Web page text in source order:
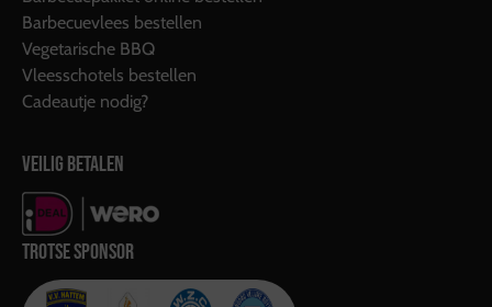
Barbecuevlees bestellen
Vegetarische BBQ
Vleesschotels bestellen
Cadeautje nodig?
VEILIG BETALEN
TROTSE SPONSOR